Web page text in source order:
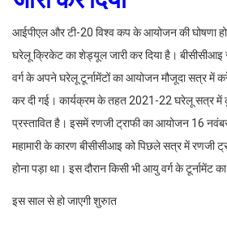
आईपीएल और टी-20 विश्व कप के आयोजन की घोषणा
घरेलू क्रिकेट का शेड्यूल जारी कर दिया है।
वर्ग के अपने घरेलू टूर्नामेंटों का आयोजन मौजूदा सत्र में
कर दी गई। कार्यक्रम के तहत 2021-22 घरेलू सत्र
प्रस्तावित है। इसमें रणजी ट्राफी का आयोजन 16 नवंबर
महामारी के कारण बीसीसीआइ को पिछले सत्र में रणजी
होना पड़ा था। इस दौरान किसी भी आयु वर्ग के टूर्नामेंट
इस साल से हो जाएगी शुरुात